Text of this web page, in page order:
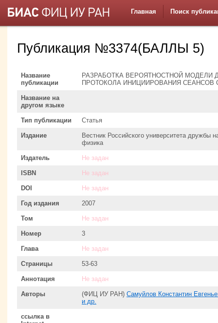
Главная Поиск
Публикация №3374(БАЛЛЫ 5)
Название
публикации
РАЗРАБОТКА ВЕРОЯТНОСТНОЙ МОДЕЛИ
ПРОТОКОЛА ИНИЦИИРОВАНИЯ СЕАНСОВ
Название на
другом языке
Тип публикации Статья
Издание
Вестник Российского университета
физика
Издатель Не задан
ISBN Не задан
DOI Не задан
Год издания 2007
Том Не задан
Номер 3
Глава Не задан
Страницы 53-63
Аннотация Не задан
Авторы (ФИЦ ИУ РАН) Самуйлов Константин
и др.
ссылка в